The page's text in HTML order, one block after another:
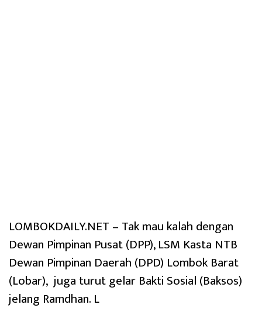
LOMBOKDAILY.NET – Tak mau kalah dengan
Dewan Pimpinan Pusat (DPP), LSM Kasta NTB
Dewan Pimpinan Daerah (DPD) Lombok Barat
(Lobar), juga turut gelar Bakti Sosial (Baksos)
jelang Ramdhan. L